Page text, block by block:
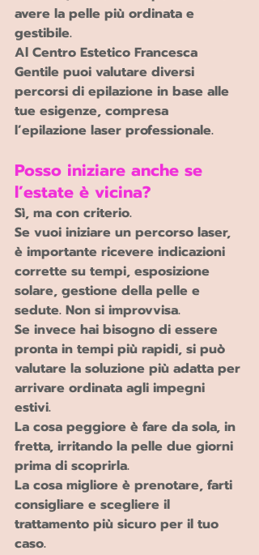
avere la pelle più ordinata e
gestibile.
Al Centro Estetico Francesca
Gentile puoi valutare diversi
percorsi di epilazione in base alle
tue esigenze, compresa
l’epilazione laser professionale.
Posso iniziare anche se
l’estate è vicina?
Sì, ma con criterio.
Se vuoi iniziare un percorso laser,
è importante ricevere indicazioni
corrette su tempi, esposizione
solare, gestione della pelle e
sedute. Non si improvvisa.
Se invece hai bisogno di essere
pronta in tempi più rapidi, si può
valutare la soluzione più adatta per
arrivare ordinata agli impegni
estivi.
La cosa peggiore è fare da sola, in
fretta, irritando la pelle due giorni
prima di scoprirla.
La cosa migliore è prenotare, farti
consigliare e scegliere il
trattamento più sicuro per il tuo
caso.